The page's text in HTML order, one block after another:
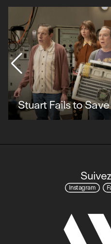
Stuart Fails to Save
Instagram